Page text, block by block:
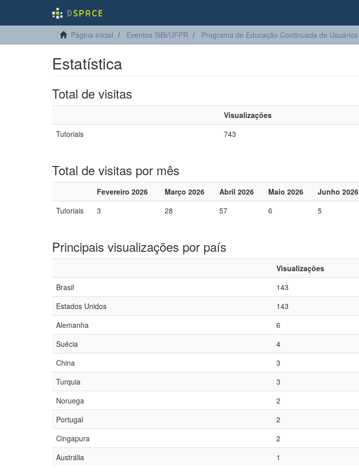
Página inicial Eventos SiBi/UFPR Programa de Educação Continuada de Usuários
Estatística
Total de visitas
Visualizações
Tutoriais
743
Total de visitas por mês
Fevereiro 2026 Março 2026 Abril 2026 Maio 2026 Junho 2026
Tutoriais
3 28 57 6 5
Principais visualizações por país
Visualizações
Brasil
143
Estados Unidos
143
Alemanha
6
Suécia
4
China
3
Turquia
3
Noruega
2
Portugal
2
Cingapura
2
Austrália
1